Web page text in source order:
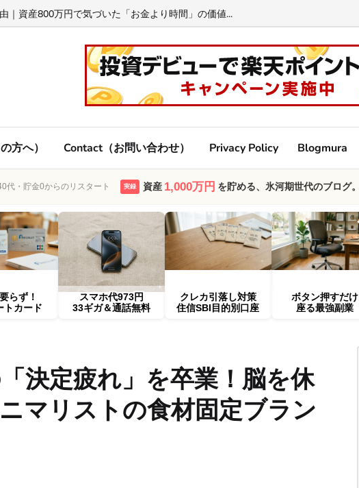
｜資産800万円で気づいた「お金より時間」の価値...
方へ） Contact（お問い合わせ） Privacy Policy Blogmura
代・貯金0からのリスタート 実録 資産 1,000万円 を貯める、氷河期世代のブログ。
らず！
トカード
スマホ代973円
33ギガ＆通話無料
クレカ引落し対策
住信SBI目的別口座
ボタン押すだけ
座る最強副業
決定疲れ」を卒業！脳を休
マリストの食材固定ブラン